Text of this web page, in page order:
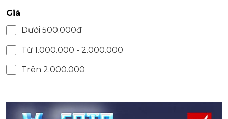
Giá
Dưới 500.000đ
Từ 1.000.000 - 2.000.000
Trên 2.000.000